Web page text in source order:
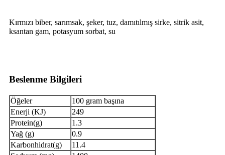
Kırmızı biber, sarımsak, şeker, tuz, damıtılmış sirke, sitrik asit,
ksantan gam, potasyum sorbat, su
Beslenme Bilgileri
Öğeler
100 gram başına
Enerji (KJ)
249
Protein(g)
1.3
Yağ (g)
0.9
Karbonhidrat(g)
11.4